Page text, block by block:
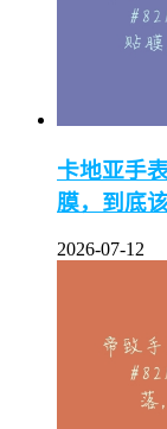
卡地亚手
膜，到底
2026-07-12